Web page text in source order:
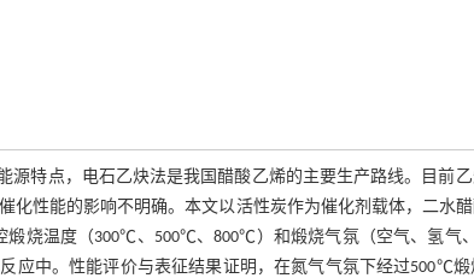
源特点，电石乙炔法是我国醋酸乙烯的主要生产路线。目前
化性能的影响不明确。本文以活性炭作为催化剂载体，二水
煅烧温度（300℃、500℃、800℃）和煅烧气氛（空气、氢气
应中。性能评价与表征结果证明，在氮气气氛下经过500℃